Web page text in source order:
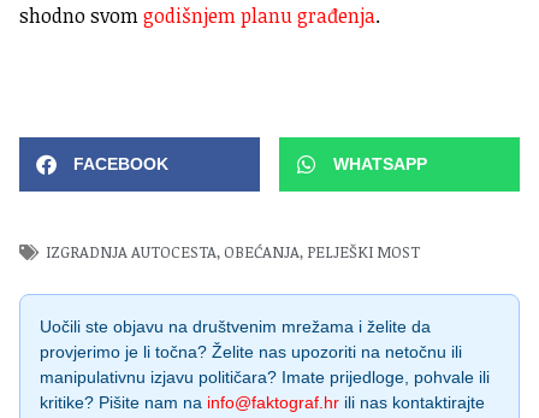
shodno svomgodišnjem planu građenja.
FACEBOOK WHATSAPP
IZGRADNJA AUTOCESTA,OBEĆANJA, PELJEŠKI MOST
Uočili ste objavu na društvenim mrežama i želite da
provjerimo je li točna? Želite nas upozoriti na netočnu ili
manipulativnu izjavu političara? Imate prijedloge, pohvale ili
kritike? Pišite nam na info@faktograf.hr ili nas kontaktirajte